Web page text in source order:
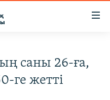
саны 26-ға,
ге жетті